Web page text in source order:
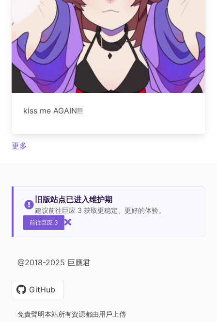
kiss me AGAIN!!!
更多
旧版站点已进入维护期
建议前往巨应 3 获取更稳定、更好的体验。
前往巨应 3
@2018-2025 巨應君
GitHub
免責聲明本站所有資源都由用戶上傳